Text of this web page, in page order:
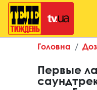
Головна
Первые